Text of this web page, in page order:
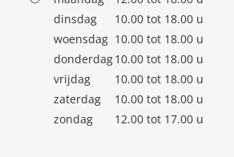
dinsdag
10.00 tot 18.00 u
woensdag 10.00 tot 18.00 u
donderdag10.00 tot 18.00 u
vrijdag
10.00 tot 18.00 u
zaterdag
10.00 tot 18.00 u
zondag
12.00 tot 17.00 u